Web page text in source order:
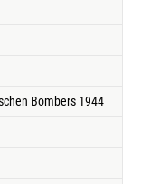
Bombers 1944